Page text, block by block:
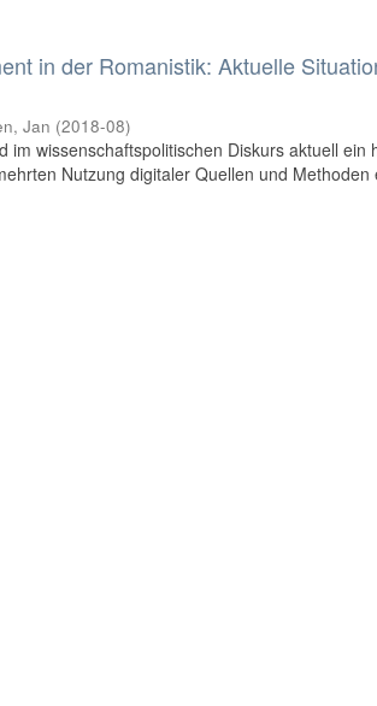
in der Romanistik: Aktuelle
Jan (2018-08)
im wissenschaftspolitischen Diskurs aktuell ein
Nutzung digitaler Quellen und